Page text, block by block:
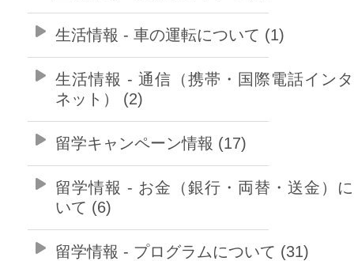
生活情報 - 車の運転について (1)
生活情報 - 通信（携帯・国際電話イン
ネット） (2)
留学キャンペーン情報 (17)
留学情報 - お金（銀行・両替・送金）
いて (6)
留学情報 - プログラムについて (31)